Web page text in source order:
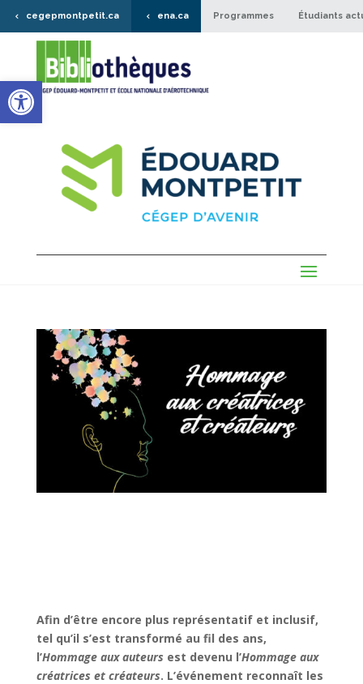
Ouvrir la barre d’outils
cegepmontpetit.ca ena.ca Programmes Étudiants
Afin d’être encore plus représentatif et inclusif,
tel qu’il s’est transformé au fil des ans,
l’Hommage aux auteurs est devenu l’Hommage aux
créatrices et créateurs. L’événement reconnaît les